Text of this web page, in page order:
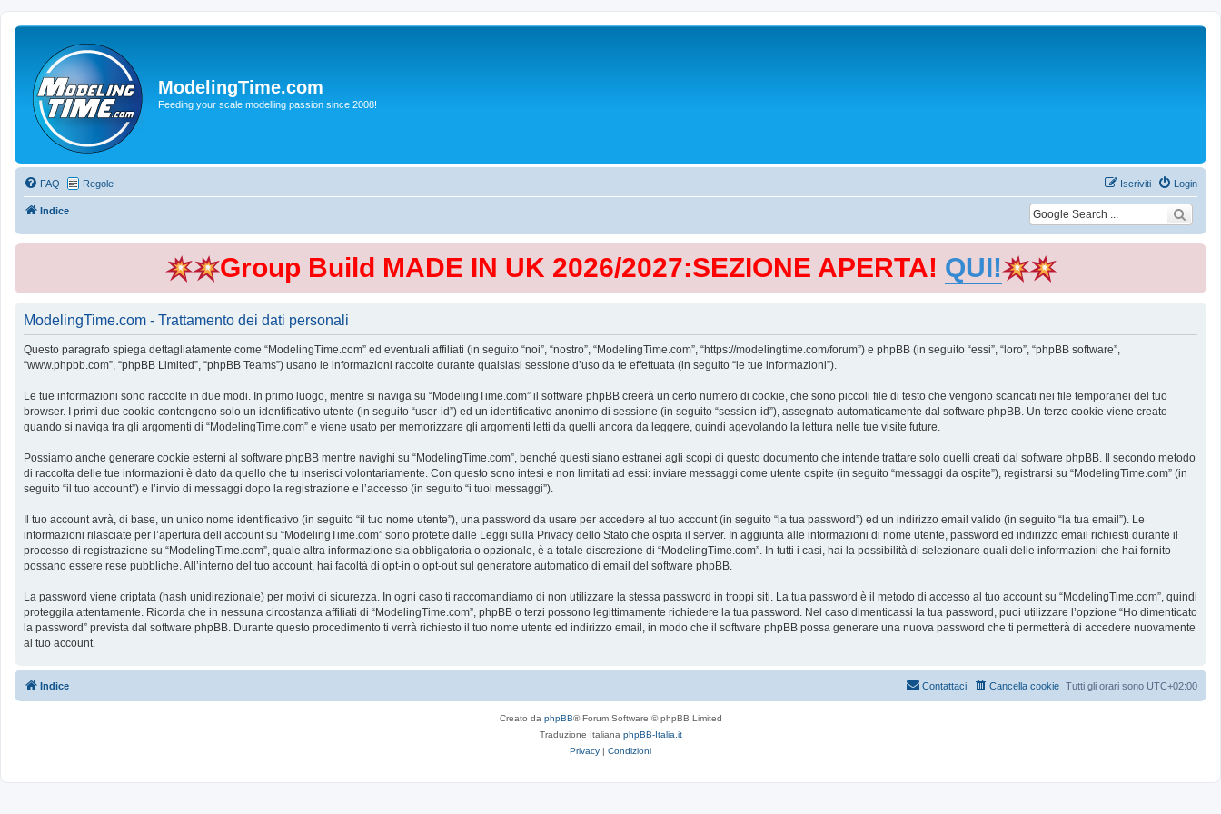
ModelingTime.com
Feeding your scale modelling passion since 2008!
FAQ Regole Login
Iscriviti
Indice
Group Build MADE IN UK 2026/2027:SEZIONE APERTA! QUI!
ModelingTime.com - Trattamento dei dati personali
Questo paragrafo spiega dettagliatamente come “ModelingTime.com” ed eventuali affiliati (in seguito “noi”, “nostro”, “ModelingTime.com”, “https://modelingtime.com/forum”) e phpBB (in seguito “essi”, “loro”, “phpBB software”,
“www.phpbb.com”, “phpBB Limited”, “phpBB Teams”) usano le informazioni raccolte durante qualsiasi sessione d’uso da te effettuata (in seguito “le tue informazioni”).
Le tue informazioni sono raccolte in due modi. In primo luogo, mentre si naviga su “ModelingTime.com” il software phpBB creerà un certo numero di cookie, che sono piccoli file di testo che vengono scaricati nei file temporanei del tuo
browser. I primi due cookie contengono solo un identificativo utente (in seguito “user-id”) ed un identificativo anonimo di sessione (in seguito “session-id”), assegnato automaticamente dal software phpBB. Un terzo cookie viene creato
quando si naviga tra gli argomenti di “ModelingTime.com” e viene usato per memorizzare gli argomenti letti da quelli ancora da leggere, quindi agevolando la lettura nelle tue visite future.
Possiamo anche generare cookie esterni al software phpBB mentre navighi su “ModelingTime.com”, benché questi siano estranei agli scopi di questo documento che intende trattare solo quelli creati dal software phpBB. Il secondo metodo
di raccolta delle tue informazioni è dato da quello che tu inserisci volontariamente. Con questo sono intesi e non limitati ad essi: inviare messaggi come utente ospite (in seguito “messaggi da ospite”), registrarsi su “ModelingTime.com” (in
seguito “il tuo account”) e l’invio di messaggi dopo la registrazione e l’accesso (in seguito “i tuoi messaggi”).
Il tuo account avrà, di base, un unico nome identificativo (in seguito “il tuo nome utente”), una password da usare per accedere al tuo account (in seguito “la tua password”) ed un indirizzo email valido (in seguito “la tua email”). Le
informazioni rilasciate per l’apertura dell’account su “ModelingTime.com” sono protette dalle Leggi sulla Privacy dello Stato che ospita il server. In aggiunta alle informazioni di nome utente, password ed indirizzo email richiesti durante il
processo di registrazione su “ModelingTime.com”, quale altra informazione sia obbligatoria o opzionale, è a totale discrezione di “ModelingTime.com”. In tutti i casi, hai la possibilità di selezionare quali delle informazioni che hai fornito
possano essere rese pubbliche. All’interno del tuo account, hai facoltà di opt-in o opt-out sul generatore automatico di email del software phpBB.
La password viene criptata (hash unidirezionale) per motivi di sicurezza. In ogni caso ti raccomandiamo di non utilizzare la stessa password in troppi siti. La tua password è il metodo di accesso al tuo account su “ModelingTime.com”, quindi
proteggila attentamente. Ricorda che in nessuna circostanza affiliati di “ModelingTime.com”, phpBB o terzi possono legittimamente richiedere la tua password. Nel caso dimenticassi la tua password, puoi utilizzare l’opzione “Ho dimenticato
la password” prevista dal software phpBB. Durante questo procedimento ti verrà richiesto il tuo nome utente ed indirizzo email, in modo che il software phpBB possa generare una nuova password che ti permetterà di accedere nuovamente
al tuo account.
Indice Tutti gli orari sono UTC+02:00
Cancella cookie
Contattaci
Creato da phpBB® Forum Software © phpBB Limited
Traduzione Italiana phpBB-Italia.it
Privacy | Condizioni